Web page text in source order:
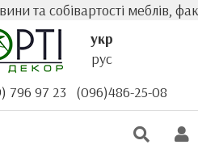
собівартості меблів,
укр
рус
796 97 23 (096)486-25-08